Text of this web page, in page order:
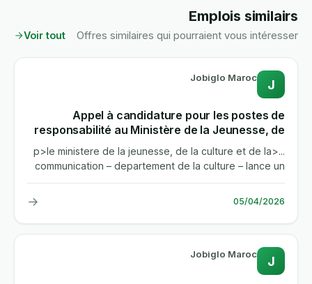
Emplois
Offres similaires qui pourraient vous
Voir tout
Jobiglo Maroc
Appel à candidature pour les postes de
responsabilité au Ministère de la Jeunesse, de
la Culture et de la Communication -
Département de la Culture
...<p>le ministere de la jeunesse, de la culture et de la
communication – departement de la culture – lance un
appel a...
05/04/2026
Jobiglo Maroc